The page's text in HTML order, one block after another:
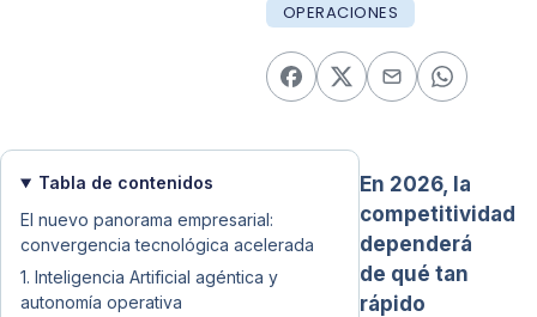
OPERACIONES
Tabla de contenidos
El nuevo panorama empresarial:
convergencia tecnológica acelerada
1. Inteligencia Artificial agéntica y
autonomía operativa
En 2026, la
competitividad
dependerá
de qué tan
rápido